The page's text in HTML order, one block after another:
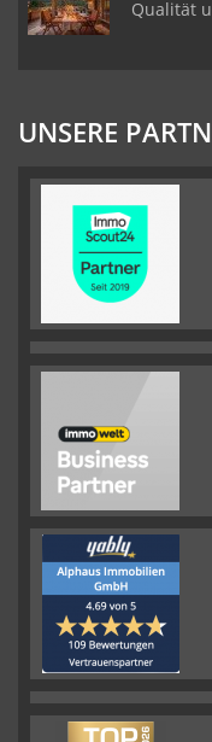
Qualität
UNSERE